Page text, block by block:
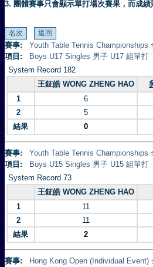
3. 團體賽事只會顯示單打場次賽果，而成績
賽事:
Youth Table Tennis
項目:
Boys U17 Singles 男子 U17 組單打
System Record 182
王鉦皓 WONG ZHENG HAO
1
6
2
5
結果
0
賽事:
Youth Table Tennis
項目:
Boys U15 Singles 男子 U15 組單打
System Record 73
王鉦皓 WONG ZHENG HAO
1
11
2
11
結果
2
賽事:
Hong Kong Open (Individual